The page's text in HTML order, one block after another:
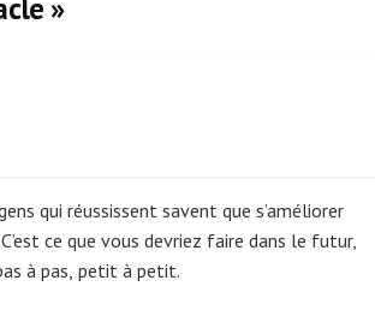
»
qui réussissent savent que s’améliorer
ce que vous devriez faire dans le futur,
à pas, petit à petit.